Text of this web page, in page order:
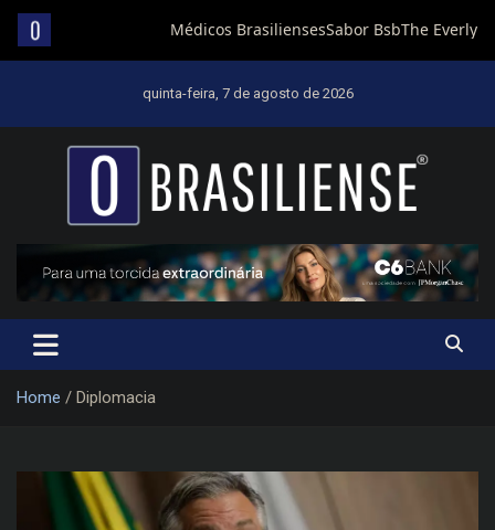
quinta-feira, 7 de agosto de 2026
Um diário de notícias que trabalha por Brasília
Home Diplomacia